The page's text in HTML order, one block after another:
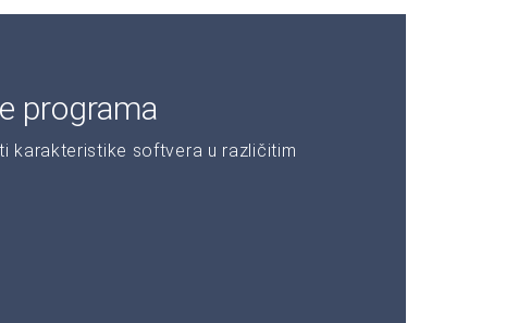
programa
karakteristike softvera u različitim